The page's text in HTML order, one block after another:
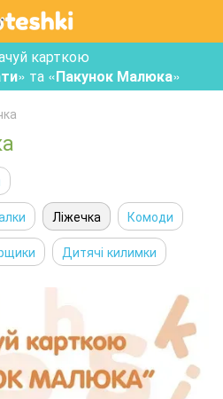
карткою
» та «Пакунок Малюка»
Ліжечка
Комоди
Дитячі килимки